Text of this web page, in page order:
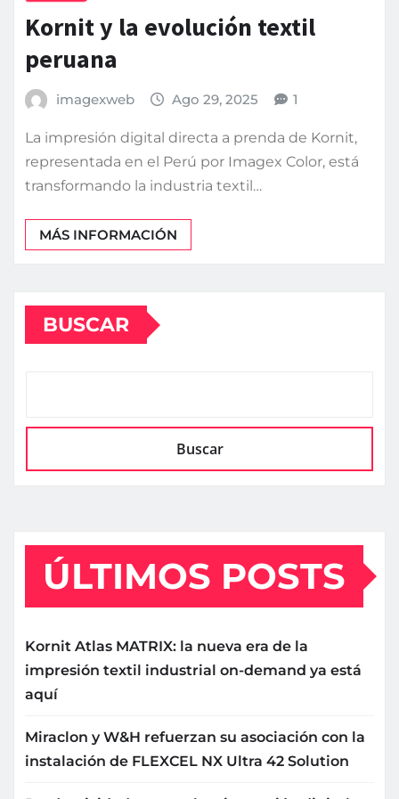
Kornit y la evolución textil
peruana
imagexweb Ago 29, 2025 1
La impresión digital directa a prenda de Kornit,
representada en el Perú por Imagex Color, está
transformando la industria textil…
MÁS INFORMACIÓN
BUSCAR
Buscar
ÚLTIMOS POSTS
Kornit Atlas MATRIX: la nueva era de la
impresión textil industrial on-demand ya está
aquí
Miraclon y W&H refuerzan su asociación con la
instalación de FLEXCEL NX Ultra 42 Solution